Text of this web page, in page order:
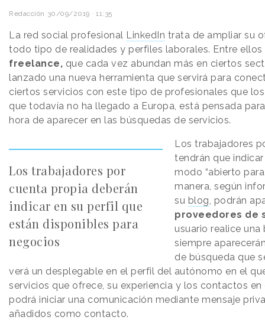
Redacción 30/09/2019 · 11:35
La red social profesional LinkedIn trata de ampliar su
todo tipo de realidades y perfiles laborales. Entre
freelance, que cada vez abundan más en ciertos
lanzado una nueva herramienta que servirá para
ciertos servicios con este tipo de profesionales que
que todavía no ha llegado a Europa, está pensada
hora de aparecer en las búsquedas de servicios.
Los trabajadores por
cuenta propia deberán
indicar en su perfil que
están disponibles para
negocios
Los trabajadores
tendrán que
modo “abierto
manera, según
su blog, podrán
proveedores de
usuario realice
siempre
de búsqueda que
verá un desplegable en el perfil del autónomo en el
servicios que ofrece, su experiencia y los contactos en
podrá iniciar una comunicación mediante mensaje
añadidos como contacto.